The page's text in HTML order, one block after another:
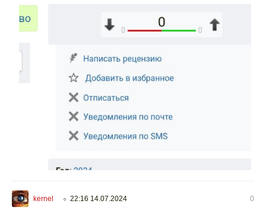
kernel ○ 22:16 14.07.2024
0